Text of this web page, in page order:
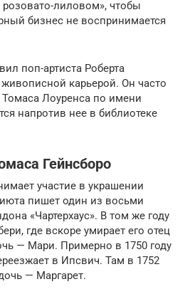
лиловом», чтобы
бизнес не воспринимается
поп-артиста Роберта
живописной карьерой. Он часто
Томаса Лоуренса по имени
напротив нее в библиотеке
Гейнсборо
участие в украшении
пишет один из восьми
«Чартерхаус». В том же году
где вскоре умирает его отец
— Мари. Примерно в 1750 году
в Ипсвич. Там в 1752
— Маргарет.